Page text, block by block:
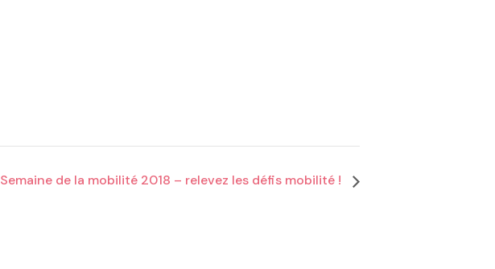
Semaine de la mobilité 2018 – relevez les défis mobilité !